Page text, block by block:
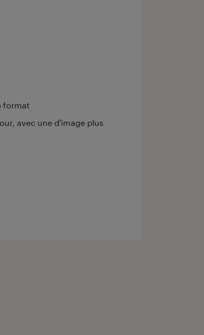
format
avec une d'image plus